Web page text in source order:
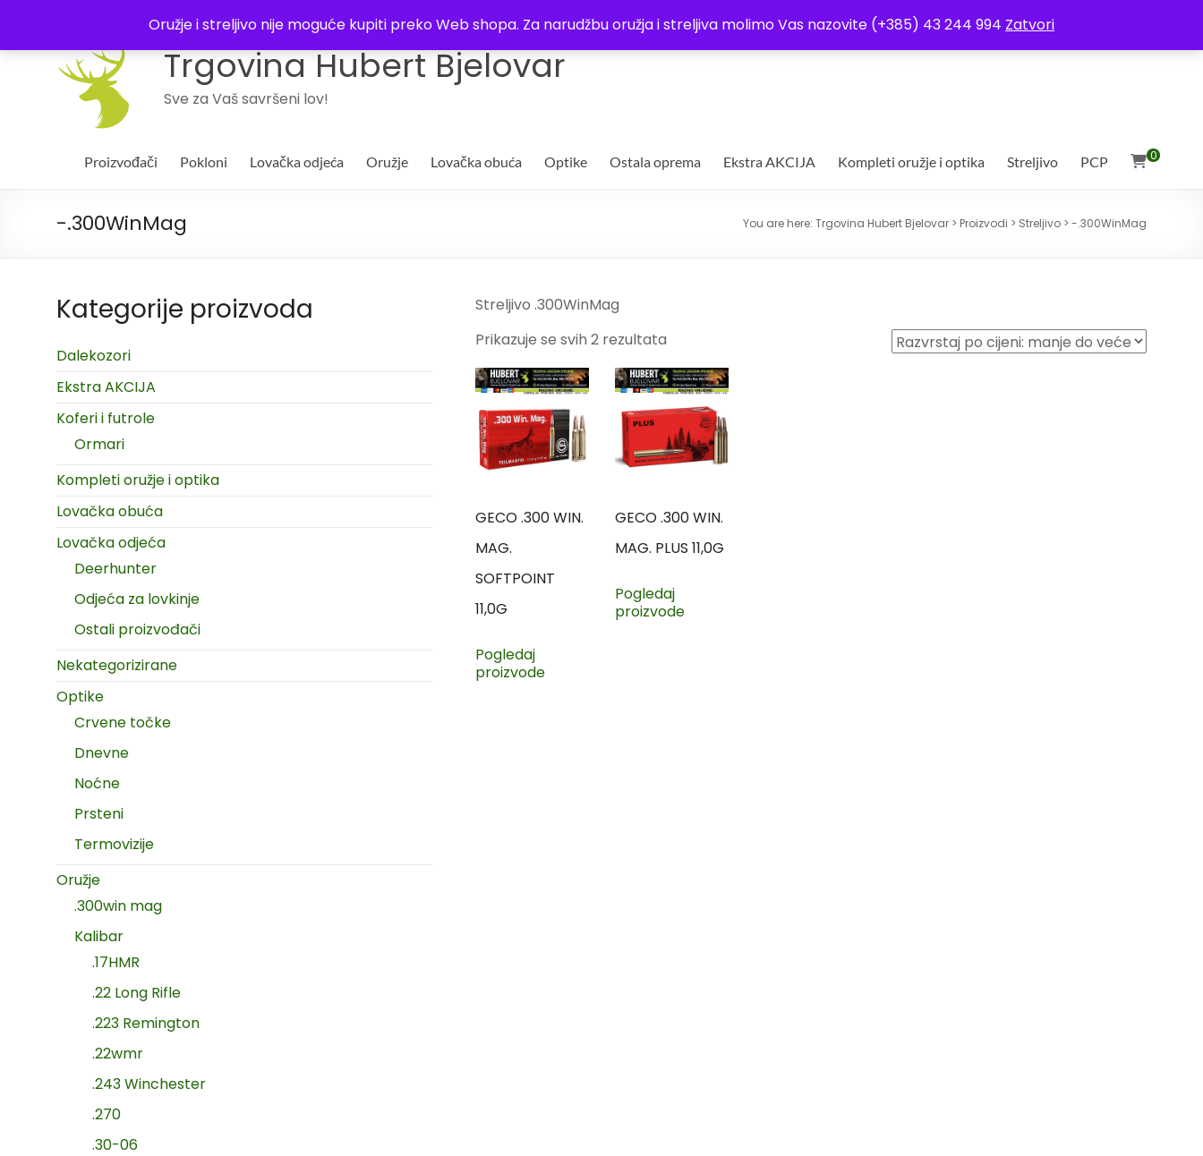
Oružje i streljivo nije moguće kupiti preko Web shopa. Za narudžbu oružja i streljiva molimo Vas nazovite (+385) 43 244 994 Zatvori
Uvjeti poslovanja
Trgovina Hubert Bjelovar
Sve za Vaš savršeni lov!
0
Proizvođači Pokloni Lovačka odjeća Oružje Lovačka obuća Optike Ostala oprema Ekstra AKCIJA Kompleti oružje i optika Streljivo PCP
-.300WinMag You are here: Trgovina Hubert Bjelovar > Proizvodi > Streljivo > -.300WinMag
Streljivo .300WinMag
Prikazuje se svih 2 rezultata
GECO .300 WIN.
MAG.
SOFTPOINT
11,0G
Pogledaj
proizvode
GECO .300 WIN.
MAG. PLUS 11,0G
Pogledaj
proizvode
Kategorije proizvoda
Dalekozori
Ekstra AKCIJA
Koferi i futrole
Ormari
Kompleti oružje i optika
Lovačka obuća
Lovačka odjeća
Deerhunter
Odjeća za lovkinje
Ostali proizvođači
Nekategorizirane
Optike
Crvene točke
Dnevne
Noćne
Prsteni
Termovizije
Oružje
.300win mag
Kalibar
.17HMR
.22 Long Rifle
.223 Remington
.22wmr
.243 Winchester
.270
.30-06